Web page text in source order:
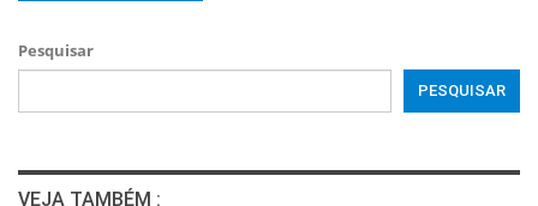
Pesquisar
PESQUISAR
VEJA TAMBÉM :